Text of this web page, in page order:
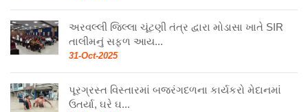
અરવલ્લી જિલ્લા ચૂંટણી તંત્ર દ્વારા મોડાસા ખાતે SIR
તાલીમનું સફળ આય...
31-Oct-2025
પૂરગ્રસ્ત વિસ્તારમાં બજરંગદળના કાર્યકરો મેદાનમાં
ઉતર્યા, ઘરે ઘ...